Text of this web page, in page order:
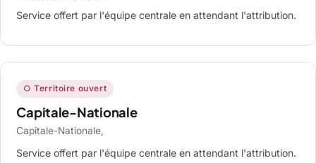
Service offert par l'équipe centrale en attendant l'attribution.
○ Territoire ouvert
Capitale-Nationale
Capitale-Nationale,
Service offert par l'équipe centrale en attendant l'attribution.